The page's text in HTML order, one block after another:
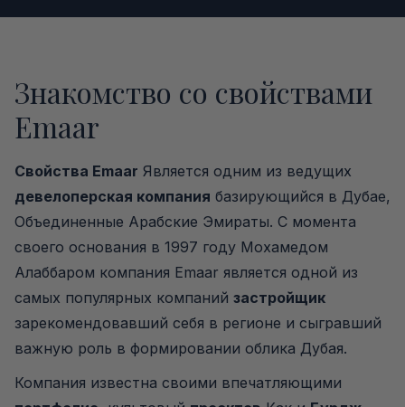
Знакомство со свойствами
Emaar
Свойства Emaar Является одним из ведущих
девелоперская компания базирующийся в Дубае,
Объединенные Арабские Эмираты. С момента
своего основания в 1997 году Мохамедом
Алаббаром компания Emaar является одной из
самых популярных компаний застройщик
зарекомендовавший себя в регионе и сыгравший
важную роль в формировании облика Дубая.
Компания известна своими впечатляющими